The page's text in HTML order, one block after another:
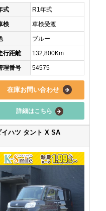
式 R1年式
検 車検受渡
ブルー
行距離 132,800Km
理番号 54575
在庫お問い合わせ
詳細はこちら
イハツ タント X SA